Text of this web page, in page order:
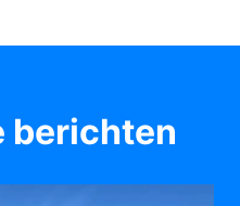
berichten